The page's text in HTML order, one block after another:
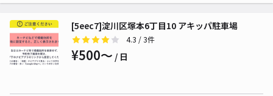
[5eec7]淀川区塚本6丁目10 アキッパ駐車場
4.3 / 3件
¥500〜 / 日